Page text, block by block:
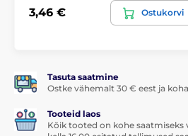
3,46 € Ostukorvi
Tasuta saatmine
Ostke vähemalt 30 € eest ja
Tooteid laos
Kõik tooted on kohe saatmiseks